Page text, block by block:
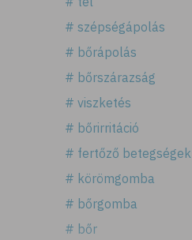
# szépségápolás
# bőrápolás
# bőrszárazság
# viszketés
# bőrirritáció
# fertőző betegségek
# körömgomba
# bőrgomba
# bőr